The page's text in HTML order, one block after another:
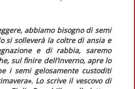
abbiamo bisogno di semi
si solleverà la coltre di ansia e
e di rabbia, saremo
sul finire dell’inverno, apre lo
i semi gelosamente custoditi
Lo scrive il vescovo di